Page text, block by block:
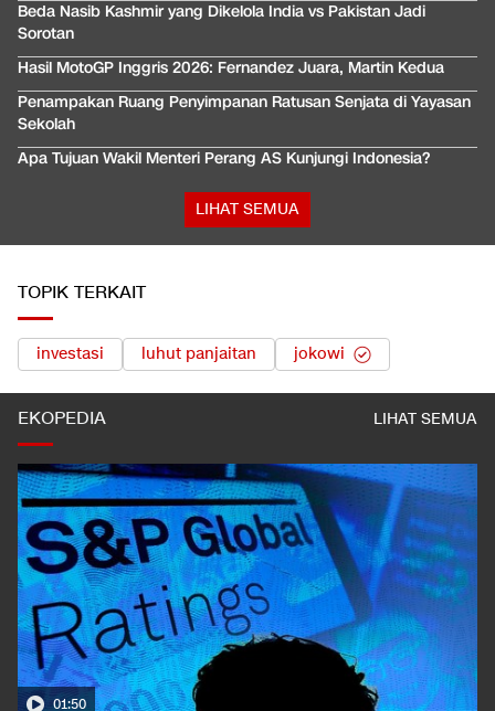
Beda Nasib Kashmir yang Dikelola India vs Pakistan Jadi
Sorotan
Hasil MotoGP Inggris 2026: Fernandez Juara, Martin Kedua
Penampakan Ruang Penyimpanan Ratusan Senjata di Yayasan
Sekolah
Apa Tujuan Wakil Menteri Perang AS Kunjungi Indonesia?
LIHAT SEMUA
TOPIK TERKAIT
investasi luhut panjaitan jokowi
EKOPEDIA LIHAT SEMUA
01:50